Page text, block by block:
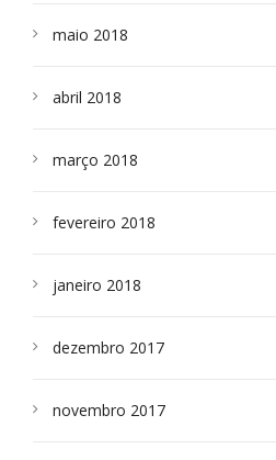
maio 2018
abril 2018
março 2018
fevereiro 2018
janeiro 2018
dezembro 2017
novembro 2017